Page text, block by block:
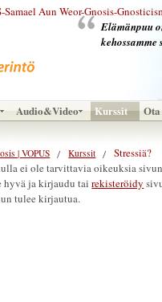
Elämänpuu
Audio&Video Kurssit
| VOPUS Kurssit
Stressiä?
ei ole tarvittavia oikeuksia
hyvä ja kirjaudu tairekisteröidy
tulee kirjautua.